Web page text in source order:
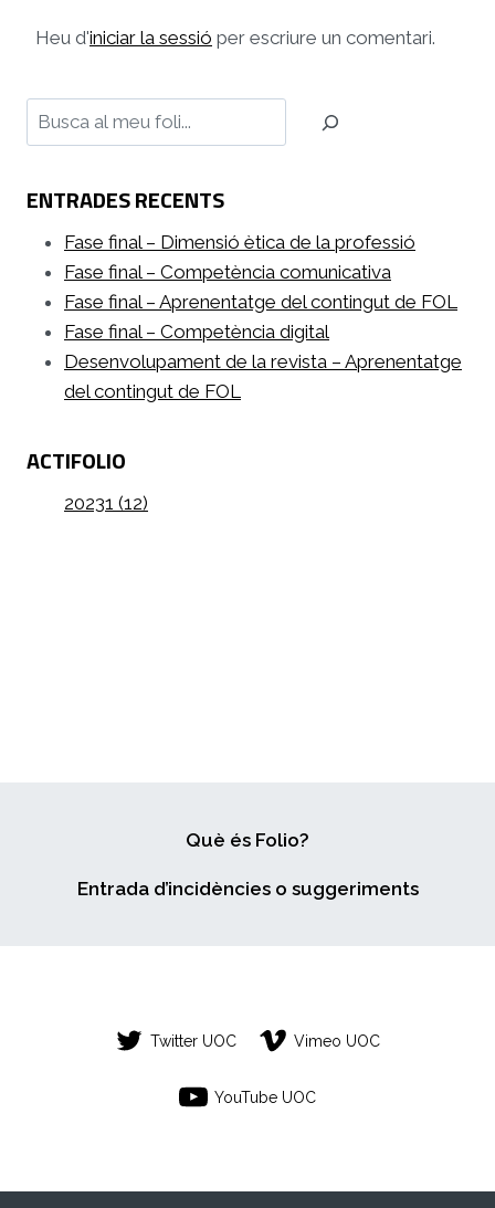
Heu d'iniciar la sessió per escriure un comentari.
Cerca
ENTRADES RECENTS
Fase final – Dimensió ètica de la professió
Fase final – Competència comunicativa
Fase final – Aprenentatge del contingut de FOL
Fase final – Competència digital
Desenvolupament de la revista – Aprenentatge
del contingut de FOL
ACTIFOLIO
20231 (12)
Què és Folio?
Entrada d’incidències o suggeriments
Twitter UOC Vimeo UOC
YouTube UOC